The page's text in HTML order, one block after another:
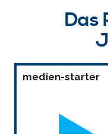
Das
medien-starter